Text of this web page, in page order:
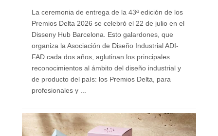
La ceremonia de entrega de la 43ª edición de los
Premios Delta 2026 se celebró el 22 de julio en el
Disseny Hub Barcelona. Esto galardones, que
organiza la Asociación de Diseño Industrial ADI-
FAD cada dos años, aglutinan los principales
reconocimientos al ámbito del diseño industrial y
de producto del país: los Premios Delta, para
profesionales y ...